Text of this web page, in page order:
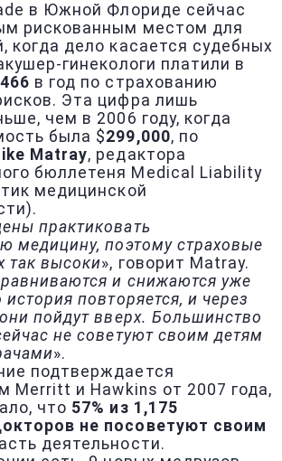
в Южной Флориде сейчас
рискованным местом для
когда дело касается судебных
гинекологи платили в
в год по страхованию
Эта цифра лишь
чем в 2006 году, когда
была $299,000, по
Matray, редактора
бюллетеня Medical Liability
медицинской
практиковать
медицину, поэтому страховые
так высоки», говорит Matray.
и снижаются уже
повторяется, и через
пойдут вверх. Большинство
не советуют своим детям
».
подтверждается
Merritt и Hawkins от 2007 года,
что 57% из 1,175
не посоветуют своим
деятельности.